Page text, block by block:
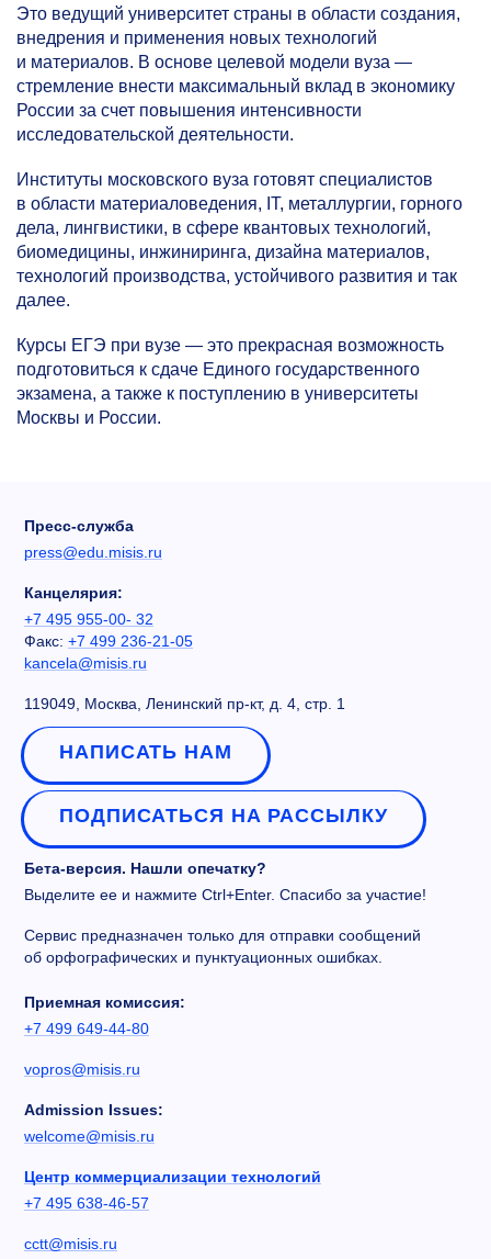
Это ведущий университет страны в области создания,
внедрения и применения новых технологий
и материалов. В основе целевой модели вуза —
стремление внести максимальный вклад в экономику
России за счет повышения интенсивности
исследовательской деятельности.
Институты московского вуза готовят специалистов
в области материаловедения, IT, металлургии, горного
дела, лингвистики, в сфере квантовых технологий,
биомедицины, инжиниринга, дизайна материалов,
технологий производства, устойчивого развития и так
далее.
Курсы ЕГЭ при вузе — это прекрасная возможность
подготовиться к сдаче Единого государственного
экзамена, а также к поступлению в университеты
Москвы и России.
Пресс-служба
press@edu.misis.ru
Канцелярия:
+7 495 955-00- 32
Факс: +7 499 236-21-05
kancela@misis.ru
119049, Москва, Ленинский пр-кт, д. 4, стр. 1
НАПИСАТЬ НАМ
ПОДПИСАТЬСЯ НА РАССЫЛКУ
Бета-версия. Нашли опечатку?
Выделите ее и нажмите Ctrl+Enter. Спасибо за участие!
Сервис предназначен только для отправки сообщений
об орфографических и пунктуационных ошибках.
Приемная комиссия:
+7 499 649-44-80
vopros@misis.ru
Admission Issues:
welcome@misis.ru
Центр коммерциализации технологий
+7 495 638-46-57
cctt@misis.ru